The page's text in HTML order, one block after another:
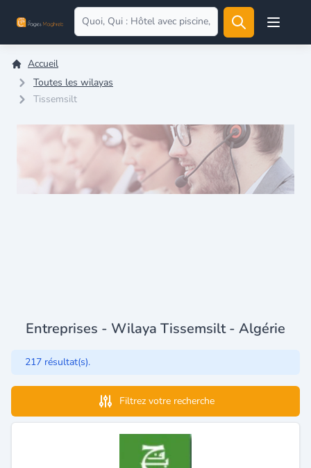
Open
Accueil
Toutes les wilayas
Tissemsilt
Entreprises - Wilaya Tissemsilt - Algérie
217 résultat(s).
Filtrez votre recherche